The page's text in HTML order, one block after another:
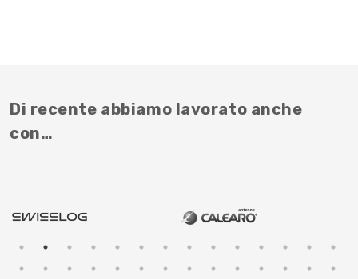
Di recente abbiamo lavorato anche
con…